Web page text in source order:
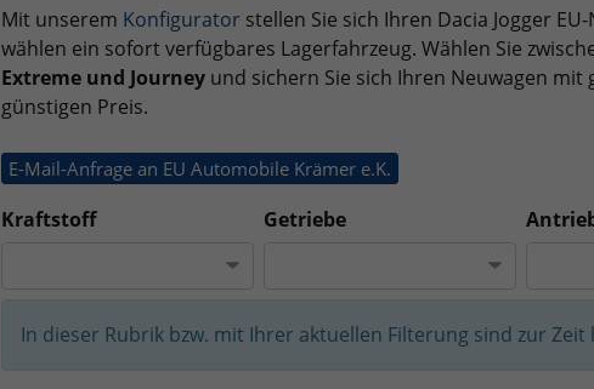
Mit unserem Konfigurator stellen Sie sich Ihren Dacia Jogger
wählen ein sofort verfügbares Lagerfahrzeug. Wählen Sie
Extreme und Journeyund sichern Sie sich Ihren Neuwagen
günstigen Preis.
E-Mail-Anfrage an EU Automobile Krämer e.K.
Kraftstoff Getriebe
In dieser Rubrik bzw. mit Ihrer aktuellen Filterung sind zur